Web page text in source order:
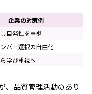
企業の対策例
自発性を重視
バー選択の自由化
学び重視へ
、品質管理活動のあり